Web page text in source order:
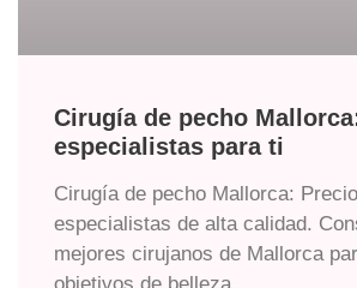
Cirugía de pecho
especialistas para ti
Cirugía de pecho Mallorca:
especialistas de alta calidad.
mejores cirujanos de Mallorca